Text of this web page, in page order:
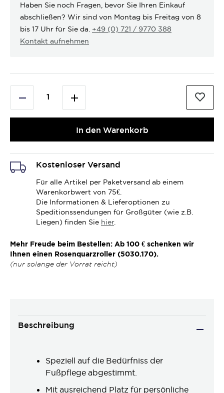
Haben Sie noch Fragen, bevor Sie Ihren Einkauf
abschließen? Wir sind von Montag bis Freitag von 8
bis 17 Uhr für Sie da. +49 (0) 721 / 9770 388
Kontakt aufnehmen
In den Warenkorb
Kostenloser Versand
Für alle Artikel per Paketversand ab einem
Warenkorbwert von 75€.
Die Informationen & Lieferoptionen zu
Speditionssendungen für Großgüter (wie z.B.
Liegen) finden Sie hier.
Mehr Freude beim Bestellen: Ab 100 € schenken wir
Ihnen einen Rosenquarzroller (5030.170).
(nur solange der Vorrat reicht)
Beschreibung
Speziell auf die Bedürfniss der
Fußpflege abgestimmt.
Mit ausreichend Platz für persönliche